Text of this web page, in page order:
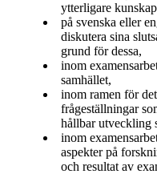
ytterligare
på svenska eller
diskutera sina
grund för dessa,
inom
samhället,
inom ramen för
frågeställningar
hållbar utveckling
inom
aspekter på
och resultat av